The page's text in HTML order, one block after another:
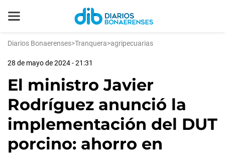
Diarios Bonaerenses>Tranquera>agripecuarias
28 de mayo de 2024 - 21:31
El ministro Javier
Rodríguez anunció la
implementación del DUT
porcino: ahorro en